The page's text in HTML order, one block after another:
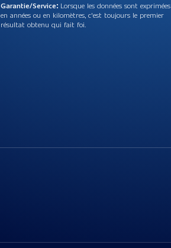
Garantie/Service: Lorsque les données sont exprimées
en années ou en kilomètres, c'est toujours le premier
résultat obtenu qui fait foi.